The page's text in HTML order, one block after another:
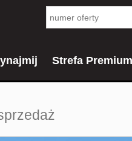
Strefa Premium